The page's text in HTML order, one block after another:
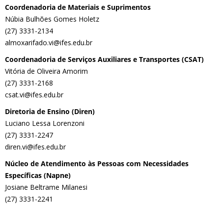
Coordenadoria de Materiais e Suprimentos
Núbia Bulhões Gomes Holetz
(27) 3331-2134
almoxarifado.vi@ifes.edu.br
Coordenadoria de Serviços Auxiliares e Transportes (CSAT)
Vitória de Oliveira Amorim
(27) 3331-2168
csat.vi@ifes.edu.br
Diretoria de Ensino (Diren)
Luciano Lessa Lorenzoni
(27) 3331-2247
diren.vi@ifes.edu.br
Núcleo de Atendimento às Pessoas com Necessidades
Específicas (Napne)
Josiane Beltrame Milanesi
(27) 3331-2241